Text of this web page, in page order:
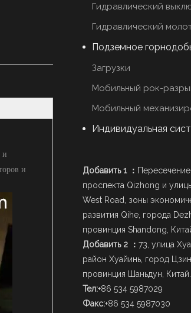
и
и
Загрузки
Мобильный рок-
Добавить 1 ： Пересечение
проспекта Qizhong и
West Road, зоны
развития Qihe, города
провинция Shandong,
Добавить 2 ： 73, улица
район Хуайинь, город
провинция Шаньдун, Китай.
Тел:+86 534 5987029
Факс:+86 534 5987030